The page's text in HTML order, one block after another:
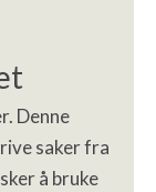
Denne
saker fra
å bruke